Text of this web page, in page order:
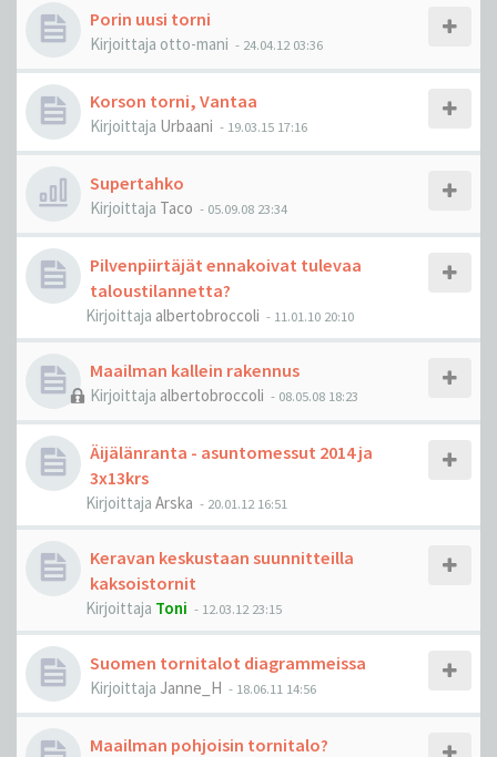
Porin uusi torni
Kirjoittaja otto-mani - 24.04.12 03:36
Korson torni, Vantaa
Kirjoittaja Urbaani - 19.03.15 17:16
Supertahko
Kirjoittaja Taco - 05.09.08 23:34
Pilvenpiirtäjät ennakoivat tulevaa
taloustilannetta?
Kirjoittaja albertobroccoli - 11.01.10 20:10
Maailman kallein rakennus
Kirjoittaja albertobroccoli - 08.05.08 18:23
Äijälänranta - asuntomessut 2014 ja
3x13krs
Kirjoittaja Arska - 20.01.12 16:51
Keravan keskustaan suunnitteilla
kaksoistornit
Kirjoittaja Toni - 12.03.12 23:15
Suomen tornitalot diagrammeissa
Kirjoittaja Janne_H - 18.06.11 14:56
Maailman pohjoisin tornitalo?